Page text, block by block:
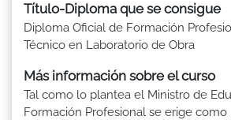
Título-Diploma que se consigue
Diploma Oficial de Formación
Técnico en Laboratorio de Obra
Más información sobre el curso
Tal como lo plantea el Ministro de
Formación Profesional se erige como